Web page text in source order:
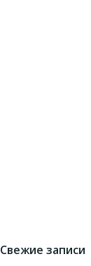
Свежие записи